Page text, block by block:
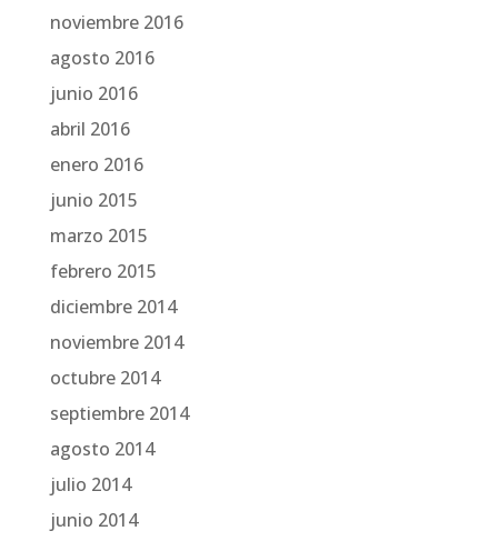
noviembre 2016
agosto 2016
junio 2016
abril 2016
enero 2016
junio 2015
marzo 2015
febrero 2015
diciembre 2014
noviembre 2014
octubre 2014
septiembre 2014
agosto 2014
julio 2014
junio 2014